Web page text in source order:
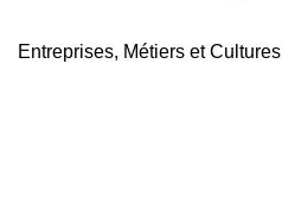
Entreprises, Métiers et Cultures